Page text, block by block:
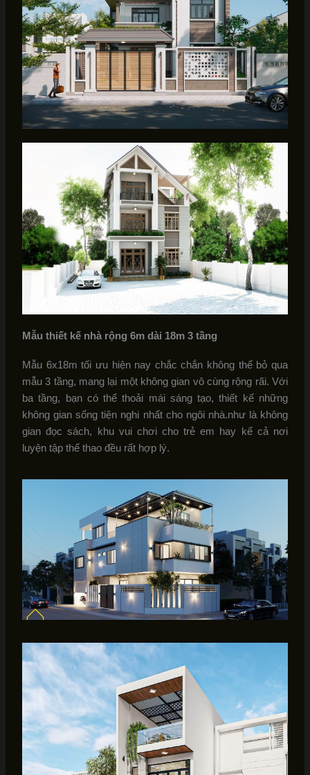
Mẫu thiết kế nhà rộng 6m dài 18m 3 tầng
Mẫu 6x18m tối ưu hiện nay chắc chắn không thể bỏ qua
mẫu 3 tầng, mang lại một không gian vô cùng rộng rãi. Với
ba tầng, bạn có thể thoải mái sáng tạo, thiết kế những
không gian sống tiện nghi nhất cho ngôi nhà.như là không
gian đọc sách, khu vui chơi cho trẻ em hay kể cả nơi
luyện tập thể thao đều rất hợp lý.